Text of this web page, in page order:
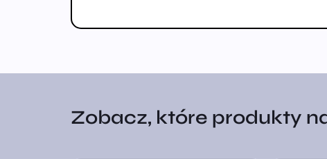
Zobacz, które produkty